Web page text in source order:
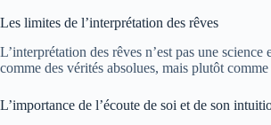
Les limites de l’interprétation des rêves
L’interprétation des rêves n’est pas une
comme des vérités absolues, mais plutôt
L’importance de l’écoute de soi et de son